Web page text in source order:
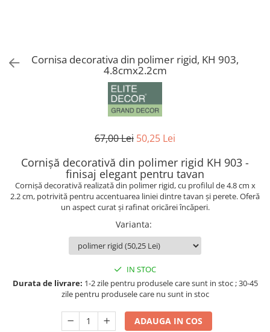
Profile decorative din polimer rigid
Brauri decorative din polimer rigid
Plinte decorative din polimer rigid
Cornisa decorativa din polimer rigid, KH 903,
4.8cmx2.2cm
67,00 Lei 50,25 Lei
Cornișă decorativă din polimer rigid KH 903 -
finisaj elegant pentru tavan
Cornișă decorativă realizată din polimer rigid, cu profilul de 4.8 cm x
2.2 cm, potrivită pentru accentuarea liniei dintre tavan și perete. Oferă
un aspect curat și rafinat oricărei încăperi.
Varianta:
IN STOC
Durata de livrare: 1-2 zile pentru produsele care sunt in stoc ; 30-45
zile pentru produsele care nu sunt in stoc
ADAUGA IN COS